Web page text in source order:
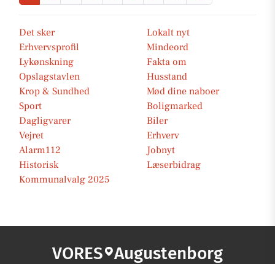
Det sker
Lokalt nyt
Erhvervsprofil
Mindeord
Lykønskning
Fakta om
Opslagstavlen
Husstand
Krop & Sundhed
Mød dine naboer
Sport
Boligmarked
Dagligvarer
Biler
Vejret
Erhverv
Alarm112
Jobnyt
Historisk
Læserbidrag
Kommunalvalg 2025
VORES Augustenborg